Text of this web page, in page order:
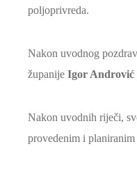
poljoprivreda.
Nakon uvodnog
županije Igor Andrović
Nakon uvodnih riječi,
provedenim i